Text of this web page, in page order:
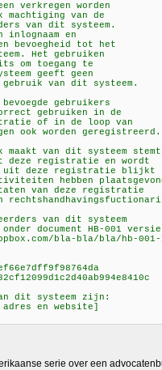
worden
van de
van dit systeem.
en
tot het
Het gebruiken
toegang te
geeft geen
van dit systeem.
gebruikers
gebruiken in de
of in de loop van
worden geregistreerd.
van dit systeem stemt
registratie en wordt
deze registratie blijkt
hebben
van deze registratie
van dit systeem
HB-001 versie
bla-bla/bla/hb-001-
systeem zijn:
en website]
serie over een